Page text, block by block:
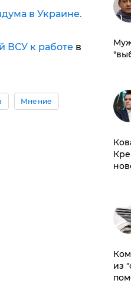
в Украине.
ВСУ к работе в
Мнение
из